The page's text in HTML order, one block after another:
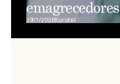
emagrecedores
29/7/2026Kurotel